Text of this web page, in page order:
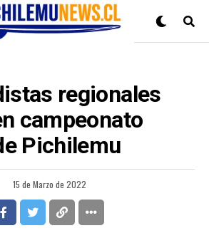
regionales
campeonato
Pichilemu
15 de Marzo de 2022